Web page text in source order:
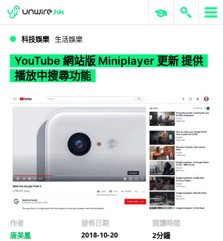
WWDC 2026 ERP 與商業 AI
科技娛樂 生活娛樂
YouTube 網站版 Miniplayer 更新 提供
播放中搜尋功能
作者
唐美鳳
發佈日期
2018-10-20
閱讀時間
2分鐘